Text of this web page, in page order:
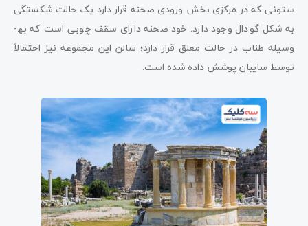
ستونی که در مرکزی بخش ورودی صحنه قرار دارد یک حالت شکستگی
به شکل گودال وجود دارد. خود صحنه دارای سقف چوبی است که به­
وسیله طناب در حالت معلق قرار دارد؛ سالن این مجموعه نیز احتمالاً
توسط سایبان پوشش داده شده است.